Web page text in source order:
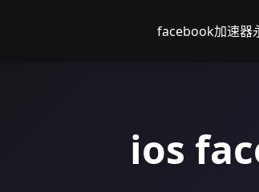
facebook加速器
ios